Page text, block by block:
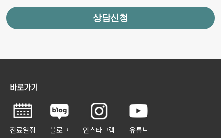
상담신청
바로가기
진료일정 블로그 인스타그램 유튜브